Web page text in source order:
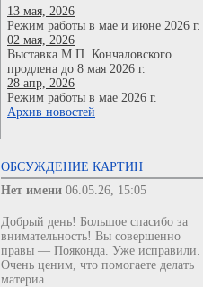
13 мая, 2026
Режим работы в мае и июне 2026 г.
02 мая, 2026
Выставка М.П. Кончаловского
продлена до 8 мая 2026 г.
28 апр, 2026
Режим работы в мае 2026 г.
Архив новостей
ОБСУЖДЕНИЕ КАРТИН
Нет имени 06.05.26, 15:05
Добрый день! Большое спасибо за
внимательность! Вы совершенно
правы — Пояконда. Уже исправили.
Очень ценим, что помогаете делать
материа...